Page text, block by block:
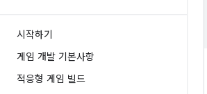
시작하기
게임 개발 기본사항
적응형 게임 빌드